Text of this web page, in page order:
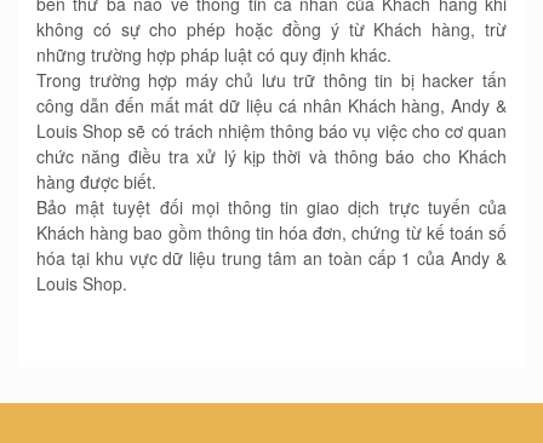
không có sự cho phép hoặc đồng ý từ Khách hàng, trừ
những trường hợp pháp luật có quy định khác.
Trong trường hợp máy chủ lưu trữ thông tin bị hacker tấn
công dẫn đến mất mát dữ liệu cá nhân Khách hàng, Andy &
Louis Shop sẽ có trách nhiệm thông báo vụ việc cho cơ quan
chức năng điều tra xử lý kịp thời và thông báo cho Khách
hàng được biết.
Bảo mật tuyệt đối mọi thông tin giao dịch trực tuyến của
Khách hàng bao gồm thông tin hóa đơn, chứng từ kế toán số
hóa tại khu vực dữ liệu trung tâm an toàn cấp 1 của Andy &
Louis Shop.